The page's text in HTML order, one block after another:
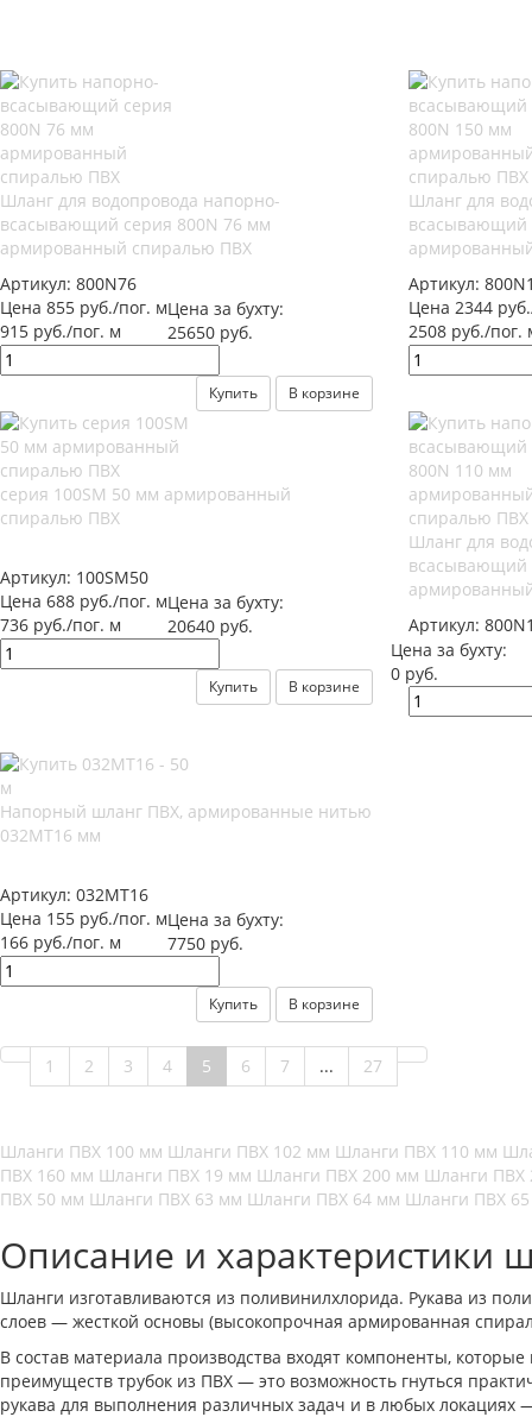
Шланг для водопровода напорно-
всасывающий серия 800N 76 мм
армированный спиралью ПВХ
Артикул: 800N76
Цена 855 руб./пог. м
915 руб./пог. м
Цена за бухту:
25650 руб.
Купить В корзине
Шланг для
всасывающий
Артикул:
Цена 2344
2508 руб./пог.
серия 100SM 50 мм армированный
спиралью ПВХ
Артикул: 100SM50
Цена 688 руб./пог. м
736 руб./пог. м
Цена за бухту:
20640 руб.
Купить В корзине
Шланг для
всасывающий
Артикул:
Цена за бухту:
0 руб.
Напорный шланг ПВХ, армированные нитью
032МТ16 мм
Артикул: 032МТ16
Цена 155 руб./пог. м
166 руб./пог. м
Цена за бухту:
7750 руб.
Купить В корзине
1 2 3 4 5 6 7 ... 27
Шланги ПВХ 100 мм Шланги ПВХ 102 мм Шланги ПВХ 110 мм
ПВХ 160 мм Шланги ПВХ 19 мм Шланги ПВХ 200 мм Шланги
ПВХ 50 мм Шланги ПВХ 63 мм Шланги ПВХ 64 мм Шланги ПВХ
Описание и характеристики
Шланги изготавливаются из поливинилхлорида. Рукава из
слоев — жесткой основы (высокопрочная армированная
В состав материала производства входят компоненты,
преимуществ трубок из ПВХ — это возможность гнуться
рукава для выполнения различных задач и в любых локациях